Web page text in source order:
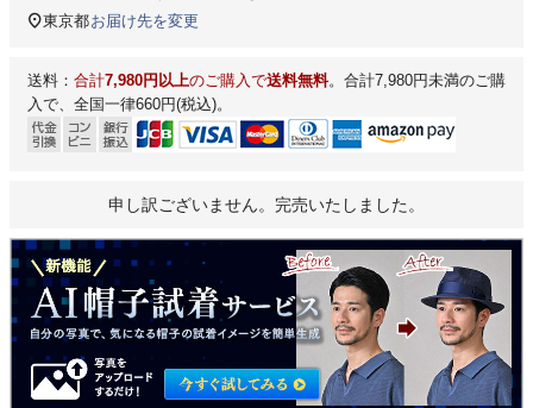
東京都お届け先を変更
送料： 合計7,980円以上のご購入で送料無料。合計7,980円未満のご購
入で、全国一律660円(税込)。
申し訳ございません。完売いたしました。